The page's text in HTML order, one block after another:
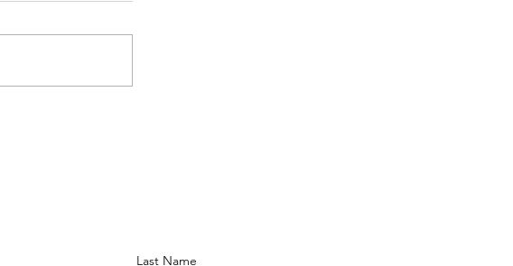
INTERSECCIONALIDADE
Last Name